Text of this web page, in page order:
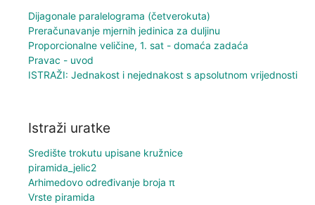
Dijagonale paralelograma (četverokuta)
Preračunavanje mjernih jedinica za duljinu
Proporcionalne veličine, 1. sat - domaća zadaća
Pravac - uvod
ISTRAŽI: Jednakost i nejednakost s apsolutnom vrijednosti
Istraži uratke
Središte trokutu upisane kružnice
piramida_jelic2
Arhimedovo određivanje broja π
Vrste piramida